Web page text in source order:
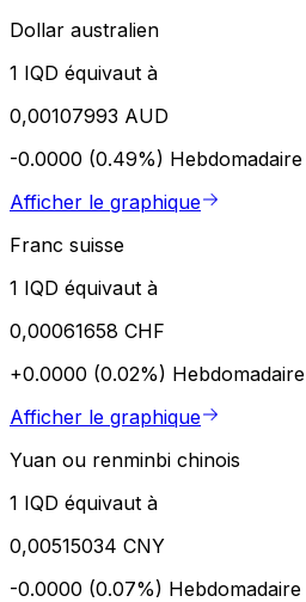
Dollar australien
1 IQD équivaut à
0,00107993 AUD
-0.0000 (0.49%) Hebdomadaire
Afficher le graphique
Franc suisse
1 IQD équivaut à
0,00061658 CHF
+0.0000 (0.02%) Hebdomadaire
Afficher le graphique
Yuan ou renminbi chinois
1 IQD équivaut à
0,00515034 CNY
-0.0000 (0.07%) Hebdomadaire